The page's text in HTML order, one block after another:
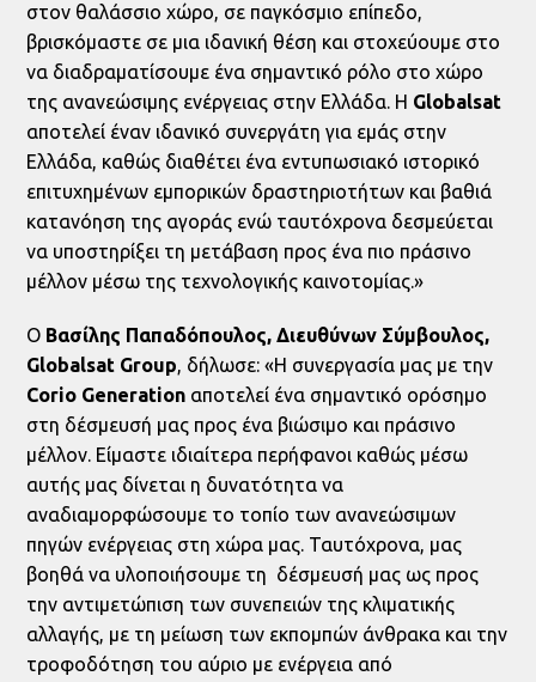
στον θαλάσσιο χώρο, σε παγκόσμιο επίπεδο,
βρισκόμαστε σε μια ιδανική θέση και στοχεύουμε στο
να διαδραματίσουμε ένα σημαντικό ρόλο στο χώρο
της ανανεώσιμης ενέργειας στην Ελλάδα. Η Globalsat
αποτελεί έναν ιδανικό συνεργάτη για εμάς στην
Ελλάδα, καθώς διαθέτει ένα εντυπωσιακό ιστορικό
επιτυχημένων εμπορικών δραστηριοτήτων και βαθιά
κατανόηση της αγοράς ενώ ταυτόχρονα δεσμεύεται
να υποστηρίξει τη μετάβαση προς ένα πιο πράσινο
μέλλον μέσω της τεχνολογικής καινοτομίας.»
Ο Βασίλης Παπαδόπουλος, Διευθύνων Σύμβουλος,
Globalsat Group, δήλωσε: «Η συνεργασία μας με την
Corio Generation αποτελεί ένα σημαντικό ορόσημο
στη δέσμευσή μας προς ένα βιώσιμο και πράσινο
μέλλον. Είμαστε ιδιαίτερα περήφανοι καθώς μέσω
αυτής μας δίνεται η δυνατότητα να
αναδιαμορφώσουμε το τοπίο των ανανεώσιμων
πηγών ενέργειας στη χώρα μας. Ταυτόχρονα, μας
βοηθά να υλοποιήσουμε τη δέσμευσή μας ως προς
την αντιμετώπιση των συνεπειών της κλιματικής
αλλαγής, με τη μείωση των εκπομπών άνθρακα και την
τροφοδότηση του αύριο με ενέργεια από